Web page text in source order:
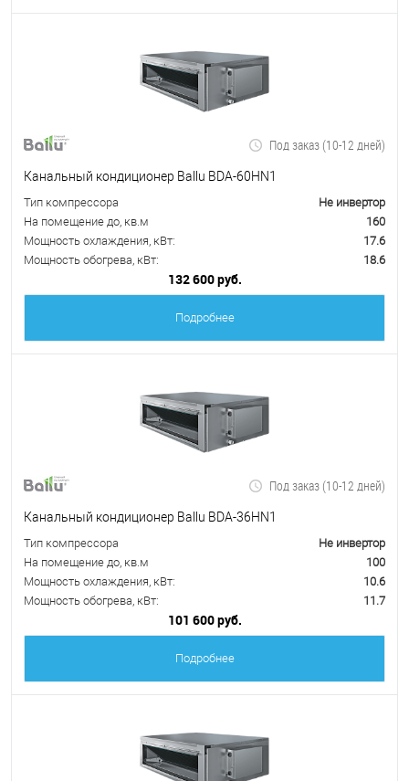
Под заказ (10-12 дней)
Канальный кондиционер Ballu BDA-60HN1
Тип компрессора
Не инвертор
На помещение до, кв.м
160
Мощность охлаждения, кВт:
17.6
Мощность обогрева, кВт:
18.6
132 600 руб.
Подробнее
Под заказ (10-12 дней)
Канальный кондиционер Ballu BDA-36HN1
Тип компрессора
Не инвертор
На помещение до, кв.м
100
Мощность охлаждения, кВт:
10.6
Мощность обогрева, кВт:
11.7
101 600 руб.
Подробнее